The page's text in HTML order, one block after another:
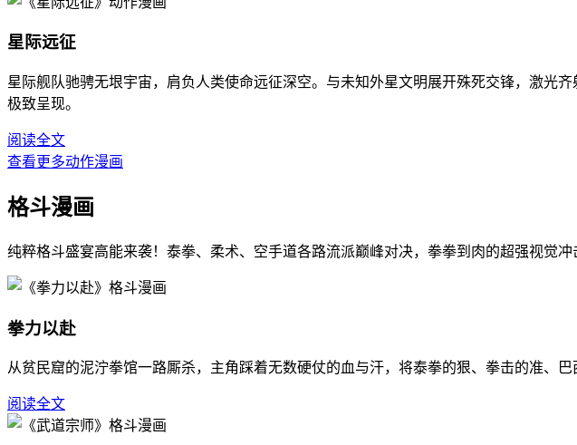
星际远征
星际舰队驰骋无垠宇宙，肩负人类使命远征深空。与未知外星文明展开殊死交锋，激光
极致呈现。
阅读全文
查看更多动作漫画
格斗漫画
纯粹格斗盛宴高能来袭！泰拳、柔术、空手道各路流派巅峰对决，拳拳到肉的超强视觉
拳力以赴
从贫民窟的泥泞拳馆一路厮杀，主角踩着无数硬仗的血与汗，将泰拳的狠、拳击的准、
阅读全文